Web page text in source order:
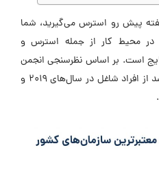
پیش رو استرس می‌گیرید، شما
در محیط کار از جمله استرس و
است. بر اساس نظرسنجی انجمن
روانشناسی آمریکا (APA)، 64 درصد از افراد شاغل در سال‌های 2019 و